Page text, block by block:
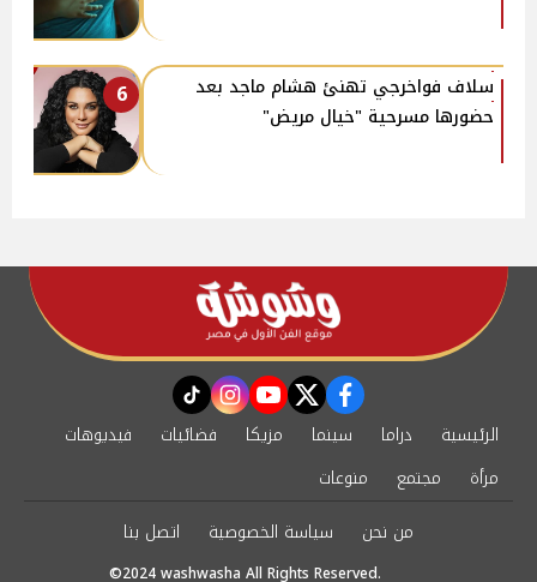
6
سلاف فواخرجي تهنئ هشام ماجد بعد
حضورها مسرحية "خيال مريض"
facebook
twitter
youtube
instagram
tiktok
الرئيسية دراما سينما مزيكا فضائيات
فيديوهات
مرأة
مجتمع
منوعات
من نحن
سياسة الخصوصية اتصل بنا
©2024 washwasha All Rights Reserved.